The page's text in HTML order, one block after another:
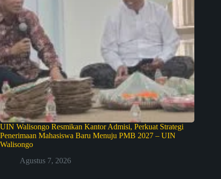
UIN Walisongo Resmikan Kantor Admisi, Perkuat Strategi
Penerimaan Mahasiswa Baru Menuju PMB 2027 – UIN
Walisongo
Agustus 7, 2026